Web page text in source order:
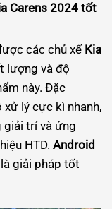
Carens 2024 tốt
các chủ xếKia
lượng và độ
này. Đặc
lý cực kì nhanh,
giải trí và ứng
HTD. Android
giải pháp tốt